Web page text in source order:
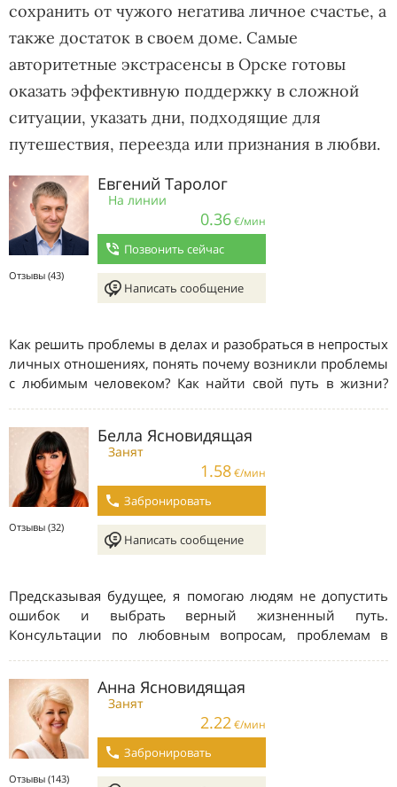
сохранить от чужого негатива личное счастье, а
также достаток в своем доме. Самые
авторитетные экстрасенсы в Орске готовы
оказать эффективную поддержку в сложной
ситуации, указать дни, подходящие для
путешествия, переезда или признания в любви.